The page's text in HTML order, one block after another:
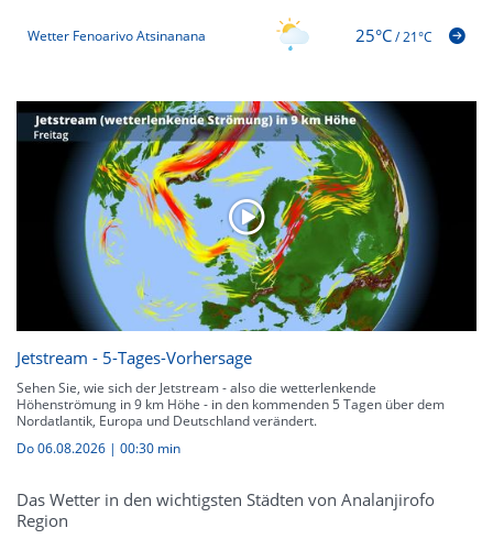
Wetter Fenoarivo Atsinanana 25°C/21°C
Jetstream - 5-Tages-Vorhersage
Sehen Sie, wie sich der Jetstream - also die wetterlenkende
Höhenströmung in 9 km Höhe - in den kommenden 5 Tagen über dem
Nordatlantik, Europa und Deutschland verändert.
Do 06.08.2026 | 00:30 min
Das Wetter in den wichtigsten Städten von Analanjirofo
Region